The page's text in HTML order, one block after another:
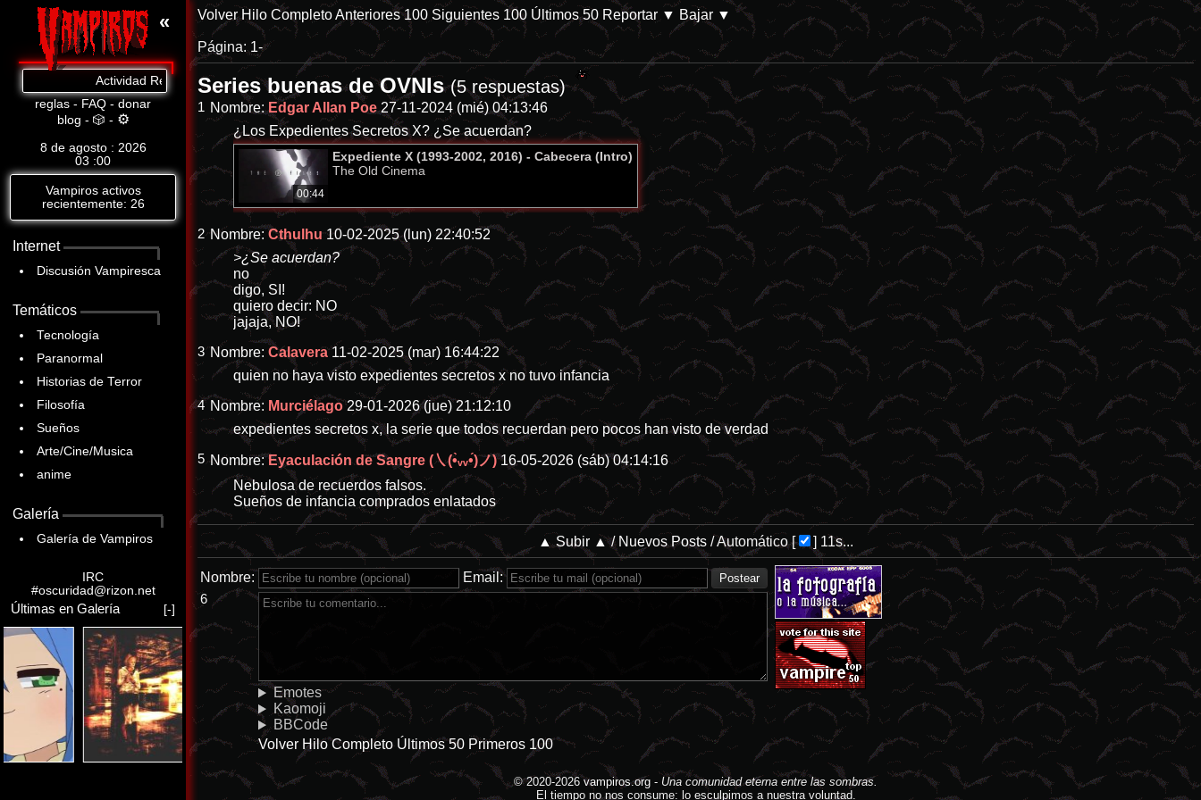
«
Actividad Reciente: Cat.8: https://www.abandomoviez.net/db/p-28144-categoria-8 En Prime Video. Parece que las películas de desastres naturales tienden a ser el idóneo campo de cultivo para
reglas - FAQ - donar
blog - 🎲 - ⚙
8 de agosto : 2026
03 :00
Vampiros activos
recientemente: 26
Internet
Discusión Vampiresca
Temáticos
Tecnología
Paranormal
Historias de Terror
Filosofía
Sueños
Arte/Cine/Musica
anime
Galería
Galería de Vampiros
IRC
#oscuridad@rizon.net
Últimas en Galería [-]
Volver Hilo CompletoAnteriores 100 Siguientes 100 Últimos 50 Reportar ▼ Bajar ▼
Página: 1-
Series buenas de OVNIs(5 respuestas)
1 Nombre: Edgar Allan Poe 27-11-2024 (mié) 04:13:46
¿Los Expedientes Secretos X? ¿Se acuerdan?
00:44
Expediente X (1993-2002, 2016) - Cabecera (Intro)
The Old Cinema
2 Nombre:Cthulhu 10-02-2025 (lun) 22:40:52
>¿Se acuerdan?
no
digo, SI!
quiero decir: NO
jajaja, NO!
3 Nombre:Calavera 11-02-2025 (mar) 16:44:22
quien no haya visto expedientes secretos x no tuvo infancia
4 Nombre: Murciélago 29-01-2026 (jue) 21:12:10
expedientes secretos x, la serie que todos recuerdan pero pocos han visto de verdad
5 Nombre:Eyaculación de Sangre (㇏(•̀ᵥᵥ•́)ノ) 16-05-2026 (sáb) 04:14:16
Nebulosa de recuerdos falsos.
Sueños de infancia comprados enlatados
▲ Subir ▲/ Nuevos Posts /Automático[ ] 11s...
Nombre: Email:
6
Emotes
Kaomoji
BBCode
Volver Hilo Completo Últimos 50 Primeros 100
© 2020-2026 vampiros.org - Una comunidad eterna entre las sombras.
El tiempo no nos consume: lo esculpimos a nuestra voluntad.